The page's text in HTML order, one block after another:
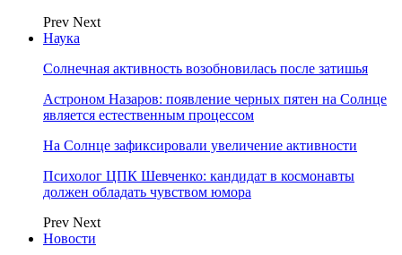
Prev Next
Наука
Солнечная активность возобновилась после затишья
Астроном Назаров: появление черных пятен на Солнце
является естественным процессом
На Солнце зафиксировали увеличение активности
Психолог ЦПК Шевченко: кандидат в космонавты
должен обладать чувством юмора
Prev Next
Новости